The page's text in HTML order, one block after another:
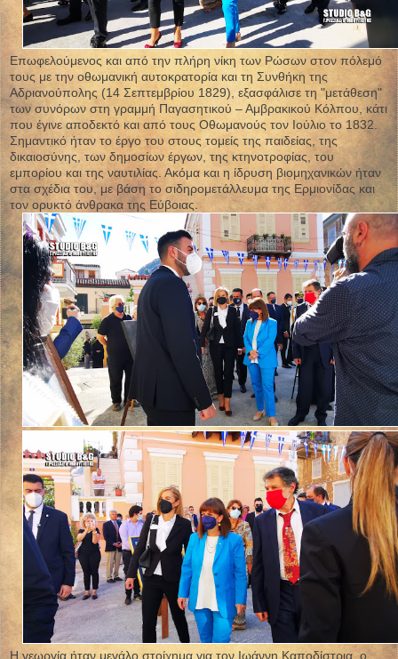
Επωφελούμενος και από την πλήρη νίκη των Ρώσων στον πόλεμό
τους με την οθωμανική αυτοκρατορία και τη Συνθήκη της
Αδριανούπολης (14 Σεπτεμβρίου 1829), εξασφάλισε τη "μετάθεση"
των συνόρων στη γραμμή Παγασητικού – Αμβρακικού Κόλπου, κάτι
που έγινε αποδεκτό και από τους Οθωμανούς τον Ιούλιο το 1832.
Σημαντικό ήταν το έργο του στους τομείς της παιδείας, της
δικαιοσύνης, των δημοσίων έργων, της κτηνοτροφίας, του
εμπορίου και της ναυτιλίας. Ακόμα και η ίδρυση βιομηχανικών ήταν
στα σχέδια του, με βάση το σιδηρομετάλλευμα της Ερμιονίδας και
τον ορυκτό άνθρακα της Εύβοιας.
Η γεωργία ήταν μεγάλο στοίχημα για τον Ιωάννη Καποδίστρια, ο